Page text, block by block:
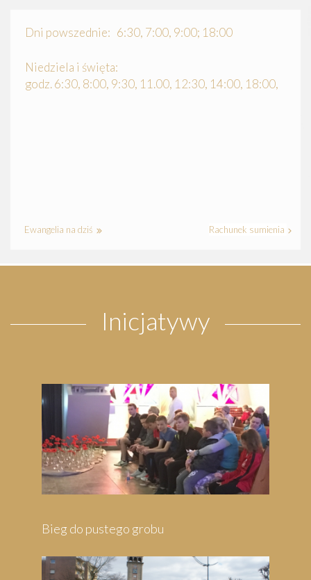
Dni powszednie: 6:30, 7:00, 9:00; 18:00
Niedziela i święta:
godz. 6:30, 8:00, 9:30, 11.00, 12:30, 14:00, 18:00,
Ewangelia na dziś Rachunek sumienia
Inicjatywy